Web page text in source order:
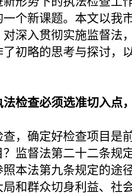
个新课题。本文以我
深入贯彻实施监督法
初略的思考与探讨，
法检查必须选准切入点
确定好检查项目是
监督法第二十二条规
本法第九条规定的途
和群众切身利益、社